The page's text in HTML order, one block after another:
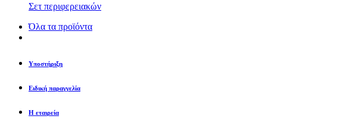
Σετ περιφερειακών
Όλα τα προϊόντα
Υποστήριξη
Ειδική παραγγελία
Η εταιρεία